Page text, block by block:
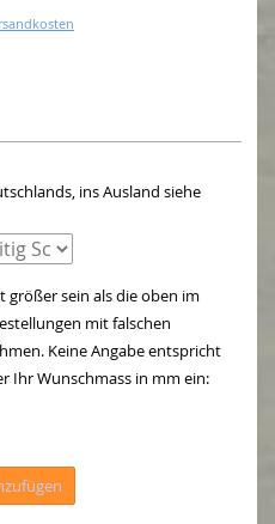
ins Ausland siehe
größer sein als die oben im
mit falschen
Keine Angabe entspricht
Ihr Wunschmass in mm ein: